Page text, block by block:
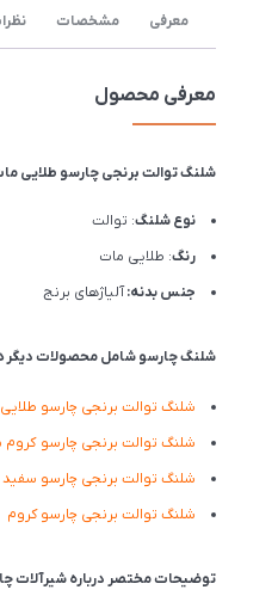
معرفی مشخصات
معرفی محصول
شلنگ توالت برنجی چارسو طلایی
نوع شلنگ: توالت
رنگ: طلایی مات
جنس بدنه:آلیاژهای برنج
شلنگ چارسو شامل محصولات دیگر
شلنگ توالت برنجی چارسو طلایی
شلنگ توالت برنجی چارسو کروم
شلنگ توالت برنجی چارسو سفید
شلنگ توالت برنجی چارسو کروم
توضیحات مختصر درباره شیرآلات